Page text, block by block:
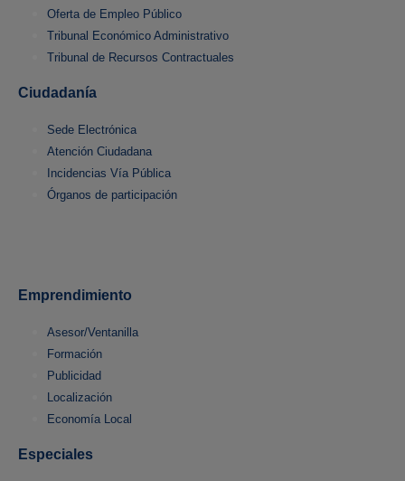
Oferta de Empleo Público
Tribunal Económico Administrativo
Tribunal de Recursos Contractuales
Ciudadanía
Sede Electrónica
Atención Ciudadana
Incidencias Vía Pública
Órganos de participación
Emprendimiento
Asesor/Ventanilla
Formación
Publicidad
Localización
Economía Local
Especiales